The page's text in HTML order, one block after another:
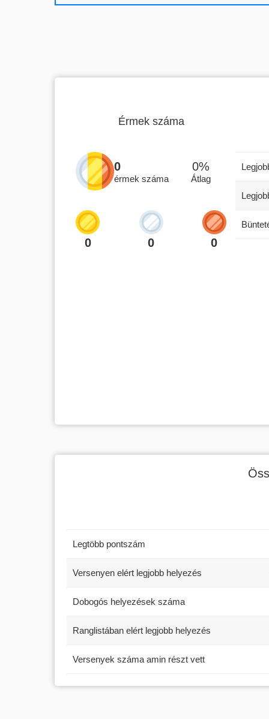
Érmek száma
0
érmek száma
0%
Átlag
0 0 0
Legtöbb pontszám
Versenyen elért legjobb helyezés
Dobogós helyezések száma
Ranglistában elért legjobb helyezés
Versenyek száma amin részt vett